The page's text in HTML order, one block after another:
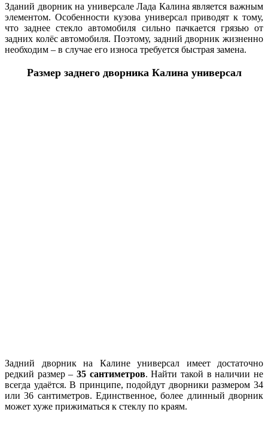
Зданий дворник на универсале Лада Калина является важным
элементом. Особенности кузова универсал приводят к тому,
что заднее стекло автомобиля сильно пачкается грязью от
задних колёс автомобиля. Поэтому, задний дворник жизненно
необходим – в случае его износа требуется быстрая замена.
Размер заднего дворника Калина универсал
Задний дворник на Калине универсал имеет достаточно
редкий размер – 35 сантиметров. Найти такой в наличии не
всегда удаётся. В принципе, подойдут дворники размером 34
или 36 сантиметров. Единственное, более длинный дворник
может хуже прижиматься к стеклу по краям.